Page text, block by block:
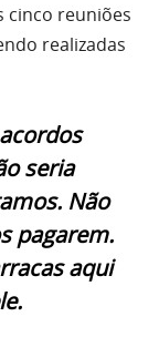
cinco reuniões
realizadas
seria
Não
pagarem.
aqui